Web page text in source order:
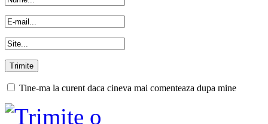
Tine-ma la curent daca cineva mai comenteaza dupa mine